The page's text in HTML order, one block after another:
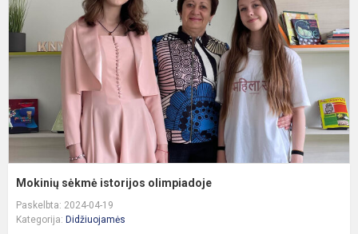
Mokinių sėkmė istorijos olimpiadoje
Paskelbta: 2024-04-19
Kategorija: Didžiuojamės